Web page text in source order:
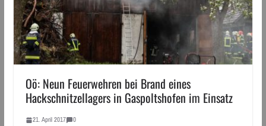
Oö: Neun Feuerwehren bei Brand eines
Hackschnitzellagers in Gaspoltshofen im Einsatz
21. April 2017 0